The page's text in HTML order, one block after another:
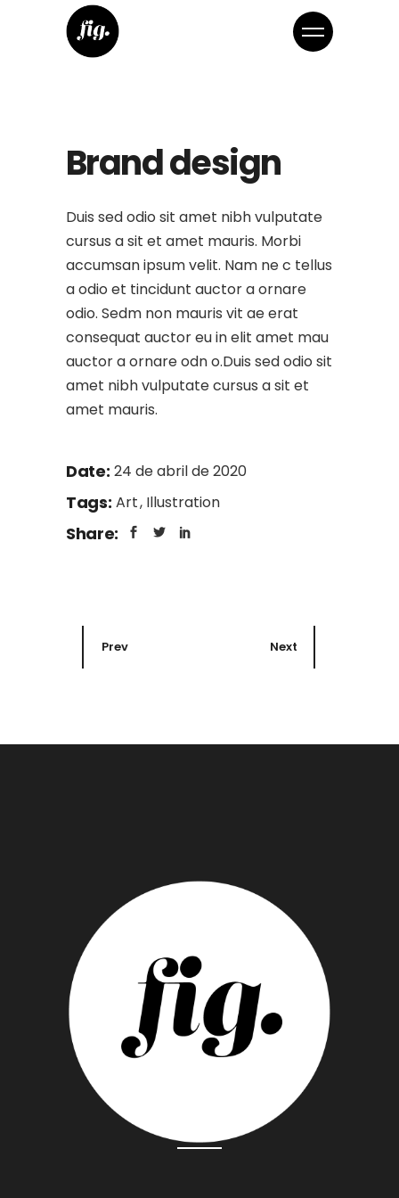
Brand design
Duis sed odio sit amet nibh vulputate
cursus a sit et amet mauris. Morbi
accumsan ipsum velit. Nam ne c tellus
a odio et tincidunt auctor a ornare
odio. Sedm non mauris vit ae erat
consequat auctor eu in elit amet mau
auctor a ornare odn o.Duis sed odio sit
amet nibh vulputate cursus a sit et
amet mauris.
Date: 24 de abril de 2020
Tags: Art Illustration
Share:
Prev Next